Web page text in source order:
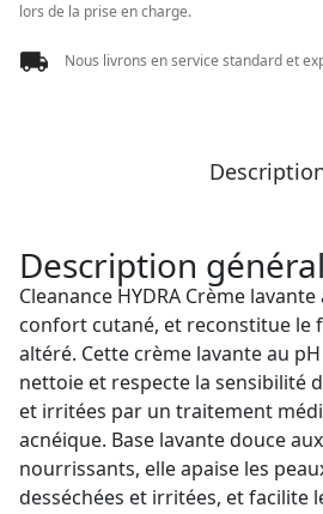
lors de la prise en charge.
Nous livrons en service standard et
Description
Cleanance HYDRA Crème
confort cutané, et reconstitue le
altéré. Cette crème lavante au
nettoie et respecte la sensibilité
et irritées par un traitement
acnéique. Base lavante douce
nourrissants, elle apaise les
desséchées et irritées, et facilite